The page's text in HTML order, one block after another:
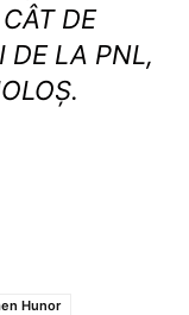
DE
DE LA PNL,
Hunor